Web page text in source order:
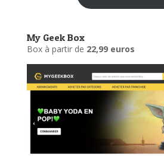
My Geek Box
Box à partir de 22,99 euros